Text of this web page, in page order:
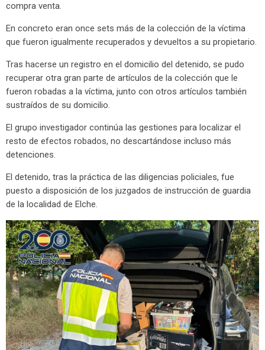
compra venta.
En concreto eran once sets más de la colección de la víctima
que fueron igualmente recuperados y devueltos a su propietario.
Tras hacerse un registro en el domicilio del detenido, se pudo
recuperar otra gran parte de artículos de la colección que le
fueron robadas a la víctima, junto con otros artículos también
sustraídos de su domicilio.
El grupo investigador continúa las gestiones para localizar el
resto de efectos robados, no descartándose incluso más
detenciones.
El detenido, tras la práctica de las diligencias policiales, fue
puesto a disposición de los juzgados de instrucción de guardia
de la localidad de Elche.